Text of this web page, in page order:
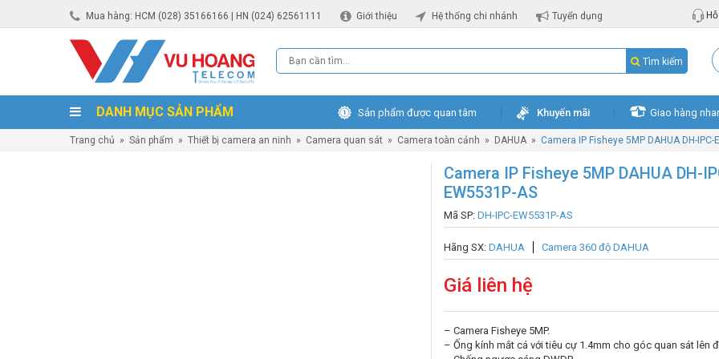
Mua hàng: HCM (028) 35166166 | HN (024) 62561111 Giới thiệu Hệ thống chi nhánh Tuyển dụng Hỗ
Tìm kiếm
DANH MỤC SẢN PHẨM Sản phẩm được quan tâm Khuyến mãi Giao hàng
Trang chủ » Sản phẩm » Thiết bị camera an ninh » Camera quan sát » Camera toàn cảnh » DAHUA » Camera IP Fisheye 5MP DAHUA DH-IPC-
Camera IP Fisheye 5MP DAHUA DH-
EW5531P-AS
Mã SP: DH-IPC-EW5531P-AS
Hãng SX: DAHUA Camera 360 độ DAHUA
Giá liên hệ
– Camera Fisheye 5MP.
– Ống kính mắt cá với tiêu cự 1.4mm cho góc quan sát lên